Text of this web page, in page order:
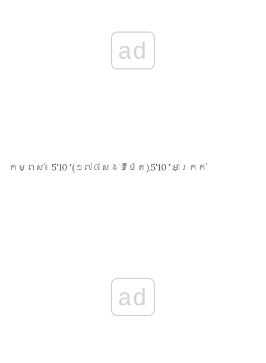
ad
កម្ពស់៖ 5'10 '(១៧៨ សង់​ទី​ម៉ែ​ត ),5'10 'អាក្រក់
ad